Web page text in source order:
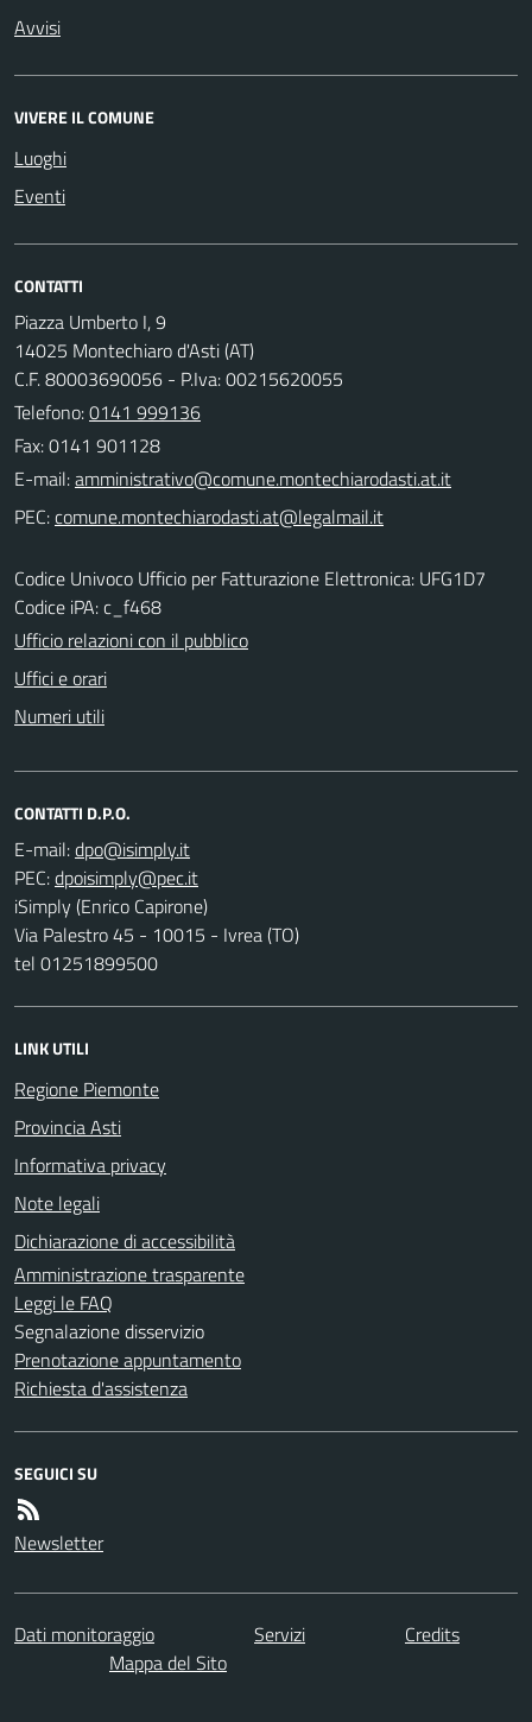
Avvisi
VIVERE IL COMUNE
Luoghi
Eventi
CONTATTI
Piazza Umberto I, 9
14025 Montechiaro d'Asti (AT)
C.F. 80003690056 - P.Iva: 00215620055
Telefono:0141 999136
Fax: 0141 901128
E-mail:
PEC:
Codice Univoco Ufficio per Fatturazione Elettronica: UFG1D7
Codice iPA: c_f468
Ufficio relazioni con il pubblico
Uffici e orari
Numeri utili
CONTATTI D.P.O.
E-mail:
PEC:
iSimply (Enrico Capirone)
Via Palestro 45 - 10015 - Ivrea (TO)
tel 01251899500
LINK UTILI
Regione Piemonte
Provincia Asti
Informativa privacy
Note legali
Dichiarazione di accessibilità
Amministrazione trasparente
Leggi le FAQ
Segnalazione disservizio
Prenotazione appuntamento
Richiesta d'assistenza
SEGUICI SU
Newsletter
Dati monitoraggio Servizi
Credits
Mappa del Sito